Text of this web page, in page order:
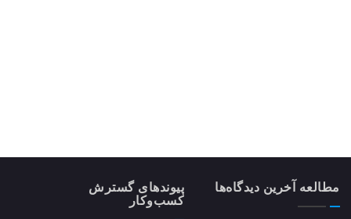
مطالعه آخرین دیدگاه‌ها
پیوندهای گسترش
کسب‌وکار